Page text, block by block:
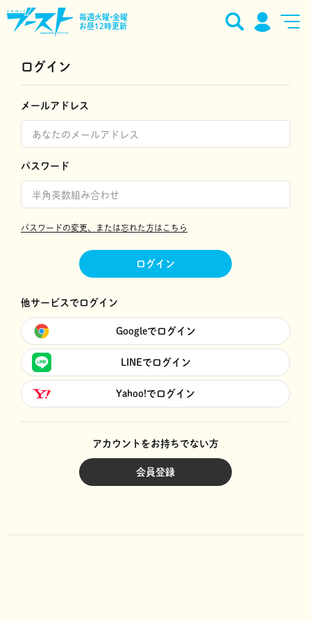
毎週火曜•金曜
お昼12時更新
ログイン
メールアドレス
パスワード
パスワードの変更、または忘れた方はこちら
ログイン
他サービスでログイン
Googleでログイン
LINEでログイン
Yahoo!でログイン
アカウントをお持ちでない方
会員登録